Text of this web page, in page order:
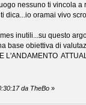
nessuno ti vincola
dica...io oramai vivo
inutili...su questo
base obiettiva di
L'ANDAMENTO
da TheBo»